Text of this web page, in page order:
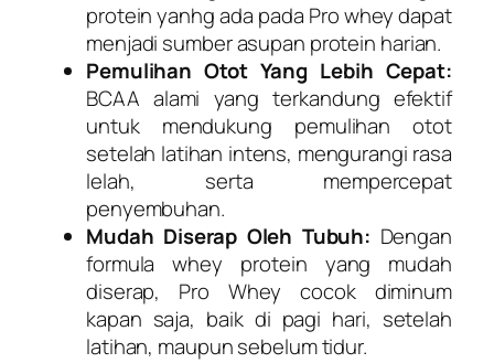
protein yanhg ada pada Pro whey dapat
menjadi sumber asupan protein harian.
Pemulihan Otot Yang Lebih Cepat:
BCAA alami yang terkandung efektif
untuk mendukung pemulihan otot
setelah latihan intens, mengurangi rasa
lelah, serta mempercepat
penyembuhan.
Mudah Diserap Oleh Tubuh: Dengan
formula whey protein yang mudah
diserap, Pro Whey cocok diminum
kapan saja, baik di pagi hari, setelah
latihan, maupun sebelum tidur.